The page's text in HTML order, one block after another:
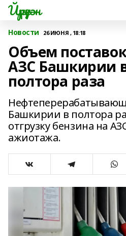
Йүрүҙән
Новости 26 ИЮНЯ , 18:18
Объем
АЗС Башкирии
полтора раза
Башкирии в полтора
отгрузку бензина на
ажиотажа.